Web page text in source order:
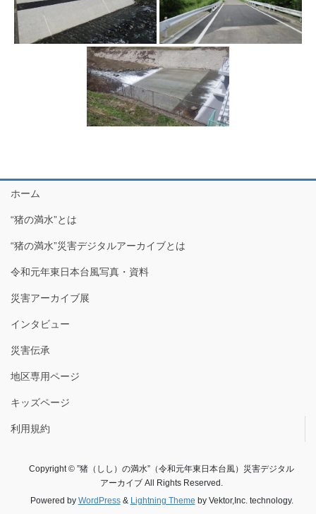
ホーム
“猪の満水”とは
“猪の満水”災害デジタルアーカイブとは
令和元年東日本台風写真・資料
災害アーカイブ展
インタビュー
災害伝承
地区専用ページ
キッズページ
利用規約
Copyright © ”猪（しし）の満水”（令和元年東日本台風）災害デジタル
アーカイブ All Rights Reserved.
Powered by WordPress& Lightning Theme by Vektor,Inc. technology.